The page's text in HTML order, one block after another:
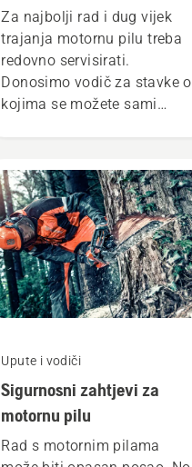
Za najbolji rad i dug vijek
trajanja motornu pilu treba
redovno servisirati.
Donosimo vodič za stavke o
kojima se možete sami
Upute i vodiči
Sigurnosni zahtjevi za
motornu pilu
Rad s motornim pilama